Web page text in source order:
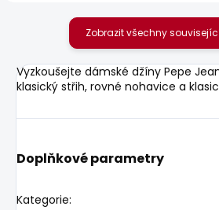
Zobrazit všechny
Vyzkoušejte dámské džíny Pepe
klasický střih, rovné nohavice a
Doplňkové parametry
Kategorie: